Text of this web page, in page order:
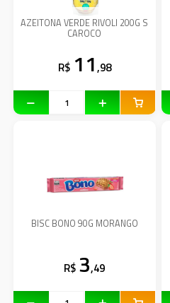
AZEITONA VERDE RIVOLI 200G S
CAROCO
R$ 11,98
BISC BONO 90G MORANGO
R$ 3,49